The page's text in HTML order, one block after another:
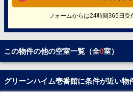
フォームからは24時間365日受
この物件の他の空室一覧（全0室）
グリーンハイム壱番館に条件が近い物